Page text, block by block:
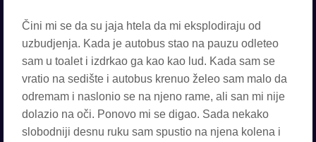
Čini mi se da su jaja htela da mi eksplodiraju od
uzbudjenja. Kada je autobus stao na pauzu odleteo
sam u toalet i izdrkao ga kao kao lud. Kada sam se
vratio na sedište i autobus krenuo želeo sam malo da
odremam i naslonio se na njeno rame, ali san mi nije
dolazio na oči. Ponovo mi se digao. Sada nekako
slobodniji desnu ruku sam spustio na njena kolena i